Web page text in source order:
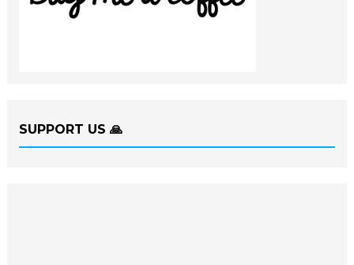
SUPPORT US 🙏